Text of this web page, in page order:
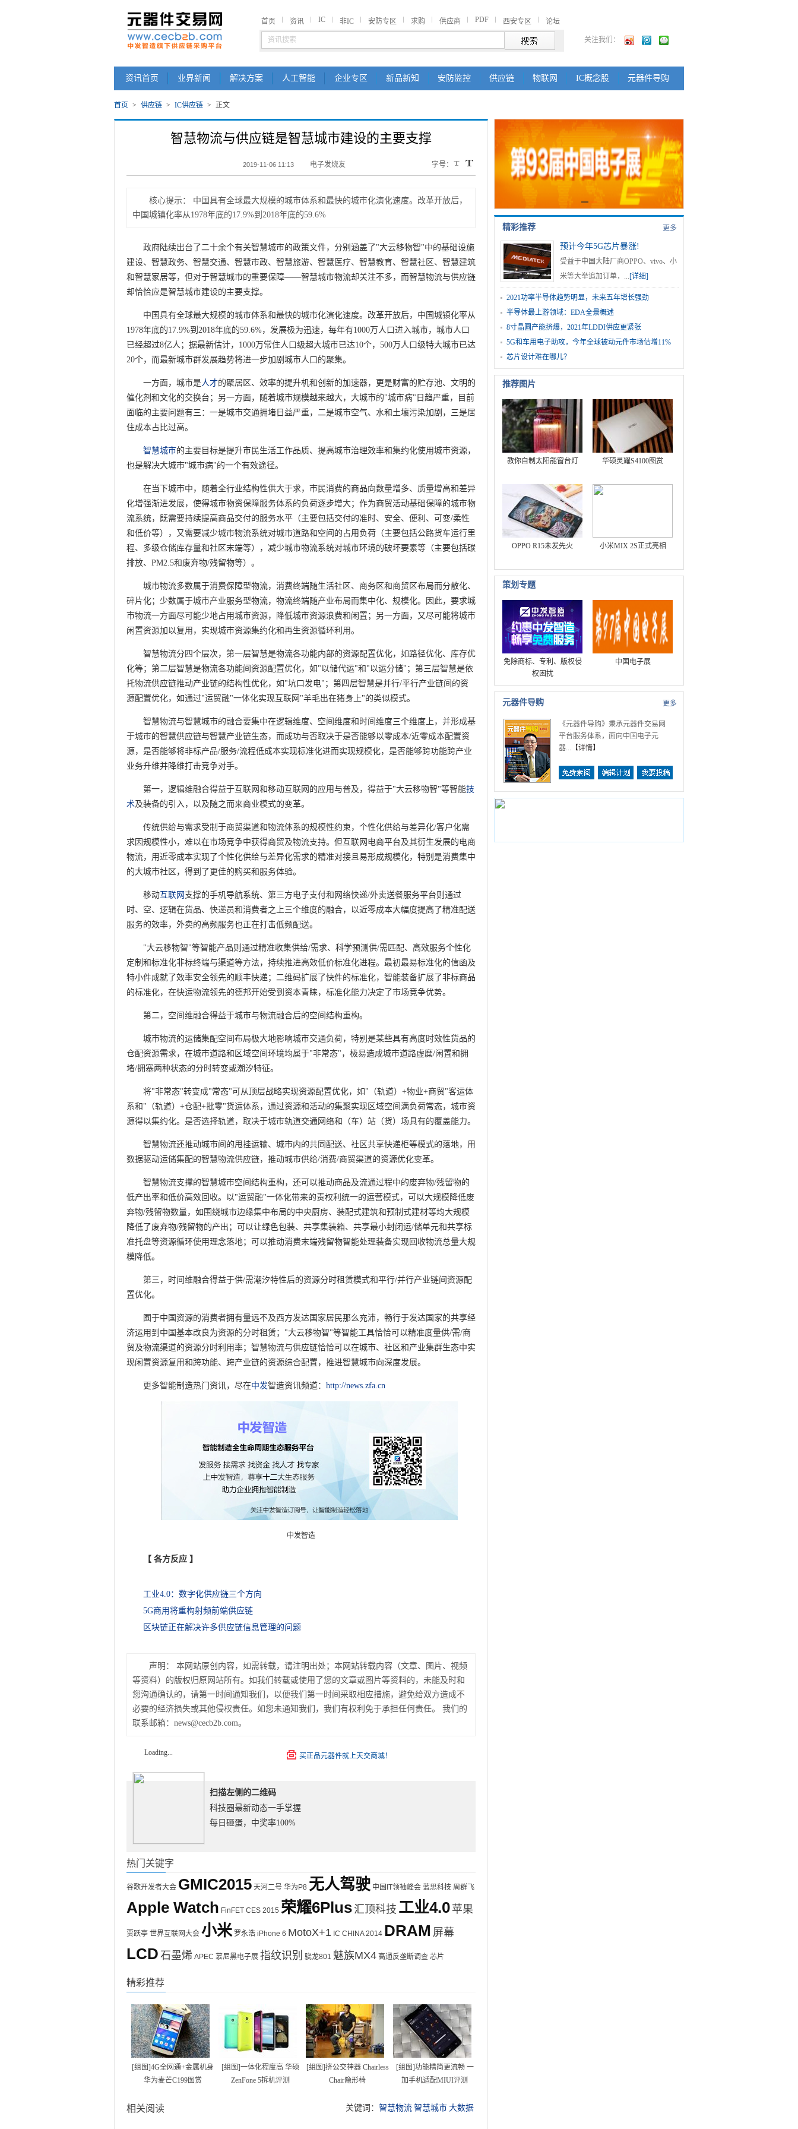
首页 资讯 IC 非IC 安防专区 求购 供应商 PDF 西安专区 论坛
关注我们：
资讯首页 业界新闻 解决方案 人工智能 企业专区 新品新知 安防监控 供应链 物联网 IC概念股 元器件导购
首页 > 供应链 > IC供应链 > 正文
智慧物流与供应链是智慧城市建设的主要支撑
2019-11-06 11:13 电子发烧友 字号：
核心提示：
中国具有全球最大规模的城市体系和最快的城市化演化速度。改革开放后，
中国城镇化率从1978年底的17.9%到2018年底的59.6%
政府陆续出台了二十余个有关智慧城市的政策文件，分别涵盖了"大云移物智"中的基础设施
建设、智慧政务、智慧交通、智慧市政、智慧旅游、智慧医疗、智慧教育、智慧社区、智慧建筑
和智慧家居等，但对于智慧城市的重要保障——智慧城市物流却关注不多，而智慧物流与供应链
却恰恰应是智慧城市建设的主要支撑。
中国具有全球最大规模的城市体系和最快的城市化演化速度。改革开放后，中国城镇化率从
1978年底的17.9%到2018年底的59.6%，发展极为迅速，每年有1000万人口进入城市，城市人口
已经超过8亿人；据最新估计，1000万常住人口级超大城市已达10个，500万人口级特大城市已达
20个，而最新城市群发展趋势将进一步加剧城市人口的聚集。
一方面，城市是人才的聚居区、效率的提升机和创新的加速器，更是财富的贮存池、文明的
催化剂和文化的交换台；另一方面，随着城市规模越来越大，大城市的"城市病"日趋严重，目前
面临的主要问题有三：一是城市交通拥堵日益严重，二是城市空气、水和土壤污染加剧，三是居
住成本占比过高。
智慧城市的主要目标是提升市民生活工作品质、提高城市治理效率和集约化使用城市资源，
也是解决大城市"城市病"的一个有效途径。
在当下城市中，随着全行业结构性供大于求，市民消费的商品向数量增多、质量增高和差异
化增强渐进发展，使得城市物资保障服务体系的负荷逐步增大；作为商贸活动基础保障的城市物
流系统，既需要持续提高商品交付的服务水平（主要包括交付的准时、安全、便利、可变/柔性
和低价等），又需要减少城市物流系统对城市道路和空间的占用负荷（主要包括公路货车运行里
程、多级仓储库存量和社区末端等），减少城市物流系统对城市环境的破坏要素等（主要包括碳
排放、PM2.5和废弃物/残留物等）。
城市物流多数属于消费保障型物流，消费终端随生活社区、商务区和商贸区布局而分散化、
碎片化；少数属于城市产业服务型物流，物流终端随产业布局而集中化、规模化。因此，要求城
市物流一方面尽可能少地占用城市资源，降低城市资源浪费和闲置；另一方面，又尽可能将城市
闲置资源加以复用，实现城市资源集约化和再生资源循环利用。
智慧物流分四个层次，第一层智慧是物流各功能内部的资源配置优化，如路径优化、库存优
化等；第二层智慧是物流各功能间资源配置优化，如"以储代运"和"以运分储"；第三层智慧是依
托物流供应链推动产业链的结构性优化，如"坑口发电"；第四层智慧是并行/平行产业链间的资
源配置优化，如通过"运贸融"一体化实现互联网"羊毛出在猪身上"的类似模式。
智慧物流与智慧城市的融合要集中在逻辑维度、空间维度和时间维度三个维度上，并形成基
于城市的智慧供应链与智慧产业链生态，而成功与否取决于是否能够以零成本/近零成本配置资
源，是否能够将非标产品/服务/流程低成本实现标准化进而实现规模化，是否能够跨功能跨产业
业务升维并降维打击竞争对手。
第一，逻辑维融合得益于互联网和移动互联网的应用与普及，得益于"大云移物智"等智能技
术及装备的引入，以及随之而来商业模式的变革。
传统供给与需求受制于商贸渠道和物流体系的规模性约束，个性化供给与差异化/客户化需
求因规模性小，难以在市场竞争中获得商贸及物流支持。但互联网电商平台及其衍生发展的电商
物流，用近零成本实现了个性化供给与差异化需求的精准对接且易形成规模化，特别是消费集中
的大城市社区，得到了更佳的购买和服务体验。
移动互联网 支撑的手机导航系统、第三方电子支付和网络快递/外卖送餐服务平台则通过
时、空、逻辑在货品、快递员和消费者之上三个维度的融合，以近零成本大幅度提高了精准配送
服务的效率，外卖的高频服务也正在打击低频配送。
"大云移物智"等智能产品则通过精准收集供给/需求、科学预测供/需匹配、高效服务个性化
定制和标准化非标终端与渠道等方法，持续推进高效低价标准化进程。最初最易标准化的信函及
特小件成就了效率安全领先的顺丰快递；二维码扩展了快件的标准化，智能装备扩展了非标商品
的标准化，在快运物流领先的德邦开始受到资本青睐，标准化能力决定了市场竞争优势。
第二，空间维融合得益于城市与物流融合后的空间结构重构。
城市物流的运储集配空间布局极大地影响城市交通负荷，特别是某些具有高度时效性货品的
仓配资源需求，在城市道路和区域空间环境均属于"非常态"，极易造成城市道路虚糜/闲置和拥
堵/拥塞两种状态的分时转变或潮汐特征。
将"非常态"转变成"常态"可从顶层战略实现资源配置优化，如"（轨道）+物业+商贸"客运体
系和"（轨道）+仓配+批零"货运体系，通过资源和活动的集聚实现区域空间满负荷常态，城市资
源得以集约化。是否选择轨道，取决于城市轨道交通网络和（车）站（货）场具有的覆盖能力。
智慧物流还推动城市间的甩挂运输、城市内的共同配送、社区共享快递柜等模式的落地，用
数据驱动运储集配的智慧物流供应链，推动城市供给/消费/商贸渠道的资源优化变革。
智慧物流支撑的智慧城市空间结构重构，还可以推动商品及流通过程中的废弃物/残留物的
低产出率和低价高效回收。以"运贸融"一体化带来的责权利统一的运营模式，可以大规模降低废
弃物/残留物数量，如围绕城市边缘集中布局的中央厨房、装配式建筑和预制式建材等均大规模
降低了废弃物/残留物的产出；可以让绿色包装、共享集装箱、共享最小封闭运/储单元和共享标
准托盘等资源循环使用理念落地；可以推动消费末端残留物智能处理装备实现回收物流总量大规
模降低。
第三，时间维融合得益于供/需潮汐特性后的资源分时租赁模式和平行/并行产业链间资源配
置优化。
囿于中国资源的消费者拥有量远不及西方发达国家居民那么充沛，畅行于发达国家的共享经
济运用到中国基本改良为资源的分时租赁；"大云移物智"等智能工具恰恰可以精准度量供/需/商
贸及物流渠道的资源分时利用率；智慧物流与供应链恰恰可以在城市、社区和产业集群生态中实
现闲置资源复用和跨功能、跨产业链的资源综合配置，推进智慧城市向深度发展。
更多智能制造热门资讯，尽在中发智造资讯频道： http://news.zfa.cn
中发智造
【 各方反应 】
工业4.0：数字化供应链三个方向
5G商用将重构射频前端供应链
区块链正在解决许多供应链信息管理的问题
声明：
本网站原创内容，如需转载，请注明出处；本网站转载内容（文章、图片、视频
等资料）的版权归原网站所有。如我们转载或使用了您的文章或图片等资料的，未能及时和
您沟通确认的，请第一时间通知我们，以便我们第一时间采取相应措施，避免给双方造成不
必要的经济损失或其他侵权责任。如您未通知我们，我们有权利免于承担任何责任。 我们的
联系邮箱：news@cecb2b.com。
Loading... 买正品元器件就上天交商城！
扫描左侧的二维码
科技圈最新动态一手掌握
每日砸蛋，中奖率100%
热门关键字
谷歌开发者大会 GMIC2015 天河二号 华为P8 无人驾驶 中国IT领袖峰会 蓝思科技 周群飞
Apple Watch FinFET CES 2015 荣耀6Plus 汇顶科技 工业4.0 苹果
贾跃亭 世界互联网大会 小米 罗永浩 iPhone 6 MotoX+1 IC CHINA 2014 DRAM 屏幕
LCD 石墨烯 APEC 慕尼黑电子展 指纹识别 骁龙801 魅族MX4 高通反垄断调查 芯片
精彩推荐
[组图]4G全网通+金属机身
华为麦芒C199图赏
[组图]一体化程度高 华硕
ZenFone 5拆机评测
[组图]挤公交神器 Chairless
Chair隐形椅
[组图]功能精简更流畅 一
加手机适配MIUI评测
相关阅读 关键词： 智慧物流 智慧城市 大数据
更多
精彩推荐
预计今年5G芯片暴涨!
受益于中国大陆厂商OPPO、vivo、小
米等大举追加订单，...[详细]
2021功率半导体趋势明显，未来五年增长强劲
半导体最上游领域：EDA全景概述
8寸晶圆产能挤爆，2021年LDDI供应更紧张
5G和车用电子助攻，今年全球被动元件市场估增11%
芯片设计难在哪儿？
推荐图片
教你自制太阳能窗台灯 华硕灵耀S4100图赏
OPPO R15未发先火 小米MIX 2S正式亮相
策划专题
免除商标、专利、版权侵
权困扰
中国电子展
更多
元器件导购
《元器件导购》秉承元器件交易网
平台服务体系，面向中国电子元
器... 【详情】